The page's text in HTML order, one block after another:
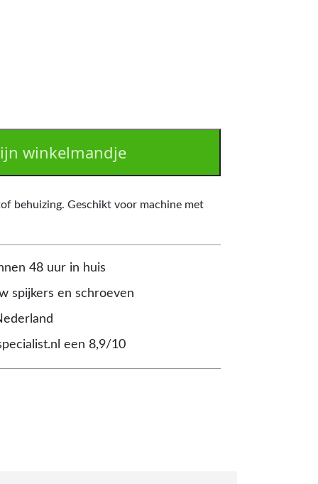
winkelmandje
behuizing. Geschikt voor machine met
48 uur in huis
spijkers en schroeven
een 8,9/10